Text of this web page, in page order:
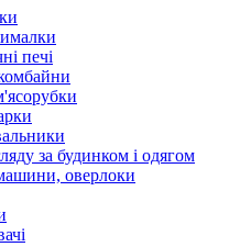
печі
за будинком і одягом
оверлоки